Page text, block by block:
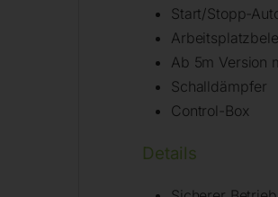
Start/Stopp-
Ab 5m Version
Schalldämpfer
Control-Box
Details